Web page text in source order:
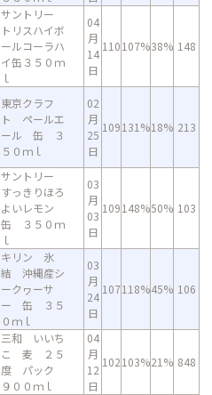
サントリー
トリスハイボ
ールコーラハ
イ缶３５０ｍ
ｌ
04
月
14
日
110107%38% 148
東京クラフ
ト ペールエ
ール 缶 ３
５０ｍｌ
02
月
25
日
109131%18% 213
サントリー
すっきりほろ
よいレモン
缶 ３５０ｍ
ｌ
03
月
03
日
109148%50% 103
キリン 氷
結 沖縄産シ
ークヮーサ
ー 缶 ３５
０ｍｌ
03
月
24
日
107118%45% 106
三和 いいち
こ 麦 ２５
度 パック
９００ｍｌ
04
月
12
日
102103%21% 848